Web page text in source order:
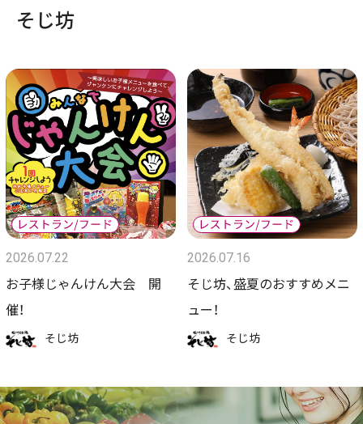
そじ坊
2026.07.22
お子様じゃんけん大会 開
催！
そじ坊
2026.07.16
そじ坊、盛夏のおすすめメニ
ュー！
そじ坊